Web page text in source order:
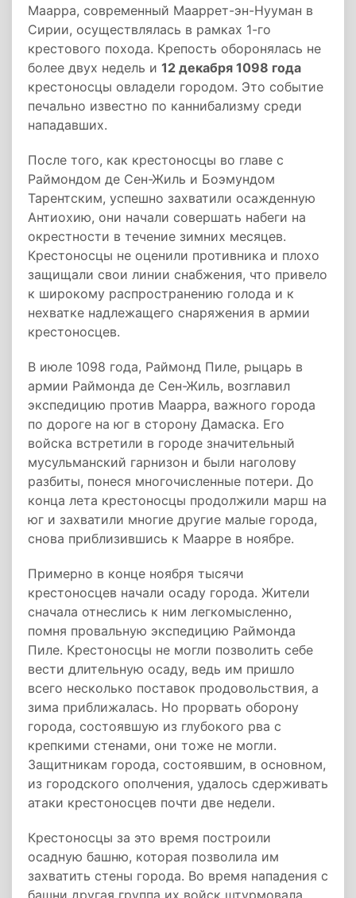
Маарра, современный Мааррет-эн-Нууман в
Сирии, осуществлялась в рамках 1-го
крестового похода. Крепость оборонялась не
более двух недель и 12 декабря 1098 года
крестоносцы овладели городом. Это событие
печально известно по каннибализму среди
нападавших.
После того, как крестоносцы во главе с
Раймондом де Сен-Жиль и Боэмундом
Тарентским, успешно захватили осажденную
Антиохию, они начали совершать набеги на
окрестности в течение зимних месяцев.
Крестоносцы не оценили противника и плохо
защищали свои линии снабжения, что привело
к широкому распространению голода и к
нехватке надлежащего снаряжения в армии
крестоносцев.
В июле 1098 года, Раймонд Пиле, рыцарь в
армии Раймонда де Сен-Жиль, возглавил
экспедицию против Маарра, важного города
по дороге на юг в сторону Дамаска. Его
войска встретили в городе значительный
мусульманский гарнизон и были наголову
разбиты, понеся многочисленные потери. До
конца лета крестоносцы продолжили марш на
юг и захватили многие другие малые города,
снова приблизившись к Маарре в ноябре.
Примерно в конце ноября тысячи
крестоносцев начали осаду города. Жители
сначала отнеслись к ним легкомысленно,
помня провальную экспедицию Раймонда
Пиле. Крестоносцы не могли позволить себе
вести длительную осаду, ведь им пришло
всего несколько поставок продовольствия, а
зима приближалась. Но прорвать оборону
города, состоявшую из глубокого рва с
крепкими стенами, они тоже не могли.
Защитникам города, состоявшим, в основном,
из городского ополчения, удалось сдерживать
атаки крестоносцев почти две недели.
Крестоносцы за это время построили
осадную башню, которая позволила им
захватить стены города. Во время нападения с
башни другая группа их войск штурмовала